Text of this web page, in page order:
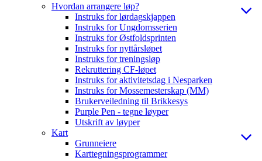
Hvordan arrangere løp?
Instruks for lørdagskjappen
Instruks for Ungdomsserien
Instruks for Østfoldsprinten
Instruks for nyttårsløpet
Instruks for treningsløp
Rekruttering CF-løpet
Instruks for aktivitetsdag i Nesparken
Instruks for Mossemesterskap (MM)
Brukerveiledning til Brikkesys
Purple Pen - tegne løyper
Utskrift av løyper
Kart
Grunneiere
Karttegningsprogrammer